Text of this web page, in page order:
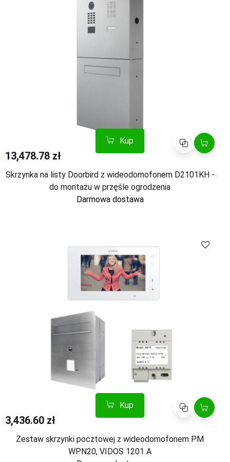
Kup Porównaj
13,478.78 zł
Skrzynka na listy Doorbird z wideodomofonem D2101KH -
do montażu w przęśle ogrodzenia
Darmowa dostawa
Kup Porównaj
3,436.60 zł
Zestaw skrzynki pocztowej z wideodomofonem PM
WPN20, VIDOS 1201 A